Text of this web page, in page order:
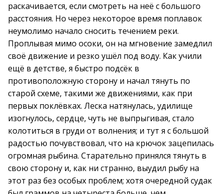
раскачивается, если смотреть на неё с большого
расстояния. Но через некоторое время поплавок
неумолимо начало сносить течением реки.
Проплывая мимо осоки, он на мгновение замедлил
своё движение и резко ушёл под воду. Как учили
ещё в детстве, я быстро подсёк в
противоположную сторону и начал тянуть по
старой схеме, такими же движениями, как при
первых поклёвках. Леска натянулась, удилище
изогнулось, сердце, чуть не выпрыгивая, стало
колотиться в груди от волнения; и тут я с большой
радостью почувствовал, что на крючок зацепилась
огромная рыбина. Старательно принялся тянуть в
свою сторону и, как ни странно, выудил рыбу на
этот раз без особых проблем; хотя очередной судак